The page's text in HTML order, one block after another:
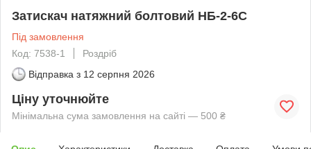
Затискач натяжний болтовий НБ-2-6С
Під замовлення
Код: 7538-1
Роздріб
Відправка з 12 серпня 2026
Ціну уточнюйте
Мінімальна сума замовлення на сайті — 500 ₴